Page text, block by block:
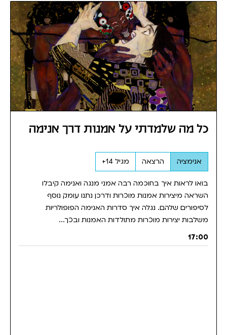
כל מה שלמדתי על אמנות דרך אנימה
אנימציה הרצאה מגיל 14+
בואו לראות איך בחוכמה רבה אמני מנגה ואנימה קיבלו
השראה מיצירות אמנות מוכרות ודרכן נתנו עומק נוסף
לסיפורים שלהם. נגלה איך סדרות האנימה הפופולריות
משלבות יצירות מוכרות מתולדות האמנות ובכך...
17:00